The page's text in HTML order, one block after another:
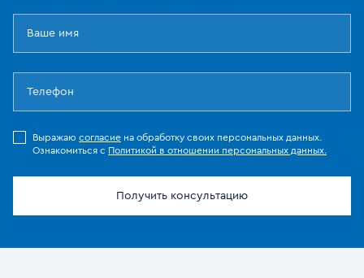
Выражаю согласие на обработку своих персональных данных.
Ознакомиться с Политикой в отношении персональных данных.
Получить консультацию